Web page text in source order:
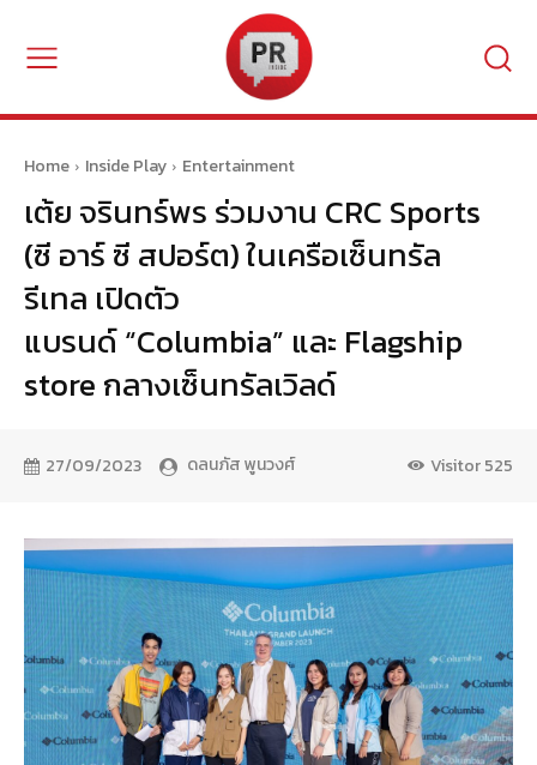
Home Inside Play Entertainment
เต้ย จรินทร์พร ร่วมงาน CRC Sports
(ซี อาร์ ซี สปอร์ต) ในเครือเซ็นทรัล
รีเทล เปิดตัว
แบรนด์ “Columbia” และ Flagship
store กลางเซ็นทรัลเวิลด์
27/09/2023 ดลนภัส พูนวงศ์ Visitor525